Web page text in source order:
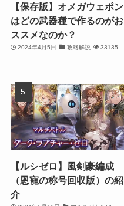
【保存版】オメガウェポン
はどの武器種で作るのがお
ススメなのか？
2024年4月5日 攻略解説 33135
【ルシゼロ】風剣豪編成
（恩寵の称号回収版）の紹
介